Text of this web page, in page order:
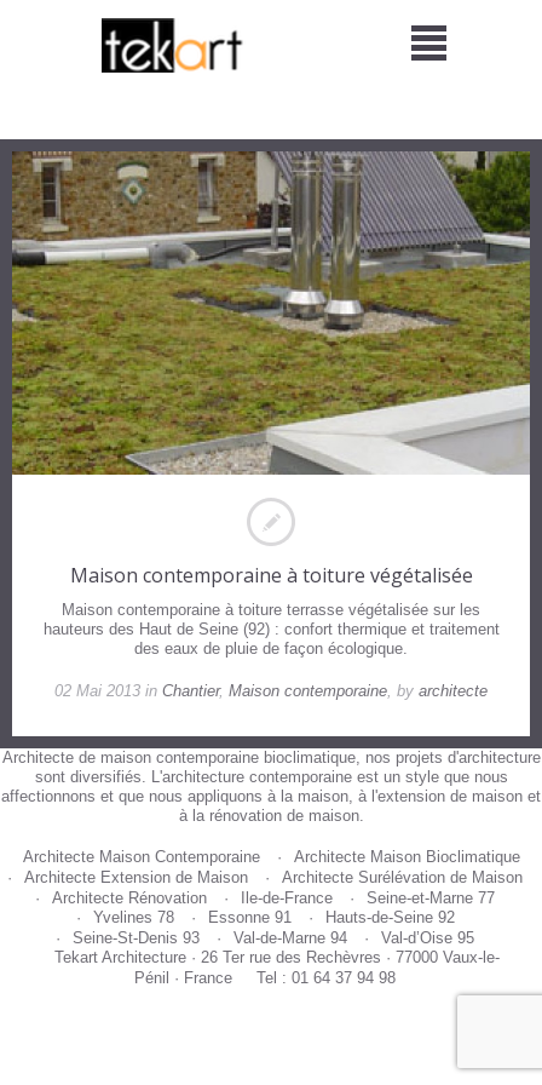
Maison contemporaine à toiture végétalisée
Maison contemporaine à toiture terrasse végétalisée sur les
hauteurs des Haut de Seine (92) : confort thermique et traitement
des eaux de pluie de façon écologique.
02 Mai 2013 in Chantier, Maison contemporaine , by architecte
Architecte de maison contemporaine bioclimatique, nos projets d'architecture
sont diversifiés. L'architecture contemporaine est un style que nous
affectionnons et que nous appliquons à la maison, à l'extension de maison et
à la rénovation de maison.
Architecte Maison Contemporaine
Architecte Maison Bioclimatique
Architecte Extension de Maison
Architecte Surélévation de Maison
Architecte Rénovation
Ile-de-France
Seine-et-Marne 77
Yvelines 78
Essonne 91
Hauts-de-Seine 92
Seine-St-Denis 93
Val-de-Marne 94
Val-d’Oise 95
Tekart Architecture · 26 Ter rue des Rechèvres · 77000 Vaux-le-
Pénil · France
Tel : 01 64 37 94 98